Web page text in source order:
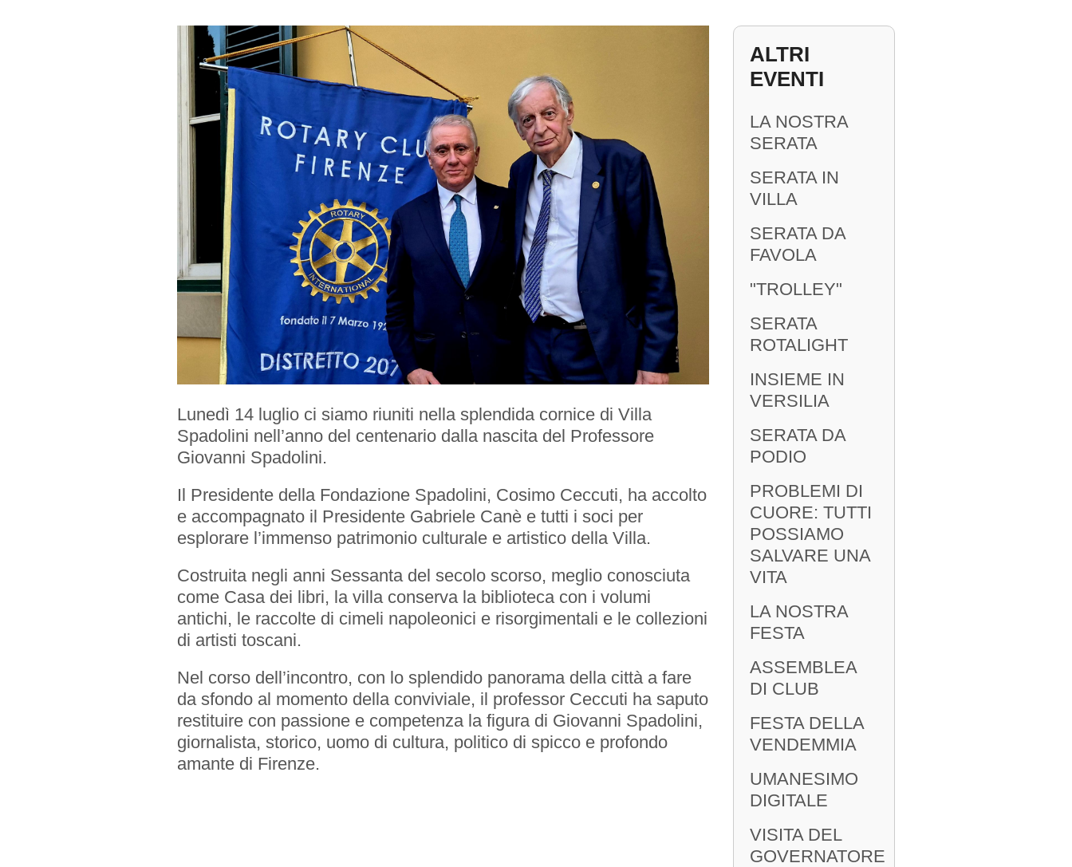
Lunedì 14 luglio ci siamo riuniti nella splendida cornice di Villa
Spadolini nell’anno del centenario dalla nascita del Professore
Giovanni Spadolini.
Il Presidente della Fondazione Spadolini, Cosimo Ceccuti, ha accolto
e accompagnato il Presidente Gabriele Canè e tutti i soci per
esplorare l’immenso patrimonio culturale e artistico della Villa.
Costruita negli anni Sessanta del secolo scorso, meglio conosciuta
come Casa dei libri, la villa conserva la biblioteca con i volumi
antichi, le raccolte di cimeli napoleonici e risorgimentali e le collezioni
di artisti toscani.
Nel corso dell’incontro, con lo splendido panorama della città a fare
da sfondo al momento della conviviale, il professor Ceccuti ha saputo
restituire con passione e competenza la figura di Giovanni Spadolini,
giornalista, storico, uomo di cultura, politico di spicco e profondo
amante di Firenze.
ALTRI
EVENTI
LA NOSTRA
SERATA
SERATA IN
VILLA
SERATA DA
FAVOLA
"TROLLEY"
SERATA
ROTALIGHT
INSIEME IN
VERSILIA
SERATA DA
PODIO
PROBLEMI DI
CUORE: TUTTI
POSSIAMO
SALVARE UNA
VITA
LA NOSTRA
FESTA
ASSEMBLEA
DI CLUB
FESTA DELLA
VENDEMMIA
UMANESIMO
DIGITALE
VISITA DEL
GOVERNATORE